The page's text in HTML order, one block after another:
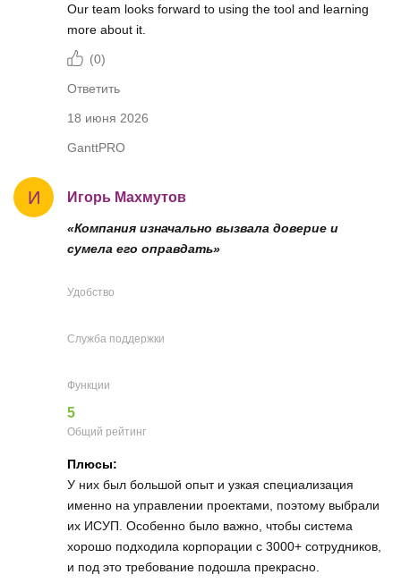
Our team looks forward to using the tool and learning
more about it.
(0)
Ответить
18 июня 2026
GanttPRO
И Игорь Махмутов
«Компания изначально вызвала доверие и
сумела его оправдать»
Удобство
Служба поддержки
Функции
5
Общий рейтинг
Плюсы:
У них был большой опыт и узкая специализация
именно на управлении проектами, поэтому выбрали
их ИСУП. Особенно было важно, чтобы система
хорошо подходила корпорации с 3000+ сотрудников,
и под это требование подошла прекрасно.